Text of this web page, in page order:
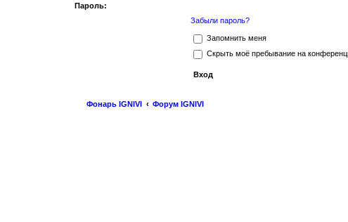
Пароль:
Забыли пароль?
Запомнить меня
Скрыть моё пребывание на
Фонарь IGNIVI Форум IGNIVI